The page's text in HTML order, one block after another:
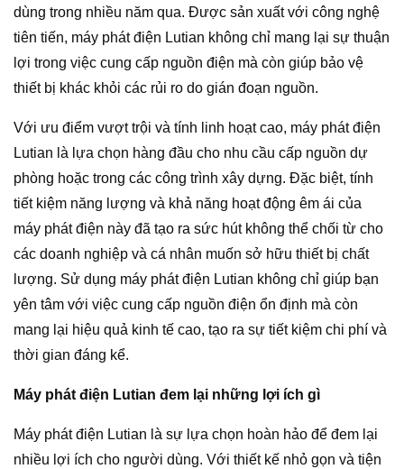
dùng trong nhiều năm qua. Được sản xuất với công nghệ
tiên tiến, máy phát điện Lutian không chỉ mang lại sự thuận
lợi trong việc cung cấp nguồn điện mà còn giúp bảo vệ
thiết bị khác khỏi các rủi ro do gián đoạn nguồn.
Với ưu điểm vượt trội và tính linh hoạt cao, máy phát điện
Lutian là lựa chọn hàng đầu cho nhu cầu cấp nguồn dự
phòng hoặc trong các công trình xây dựng. Đặc biệt, tính
tiết kiệm năng lượng và khả năng hoạt động êm ái của
máy phát điện này đã tạo ra sức hút không thể chối từ cho
các doanh nghiệp và cá nhân muốn sở hữu thiết bị chất
lượng. Sử dụng máy phát điện Lutian không chỉ giúp bạn
yên tâm với việc cung cấp nguồn điện ổn định mà còn
mang lại hiệu quả kinh tế cao, tạo ra sự tiết kiệm chi phí và
thời gian đáng kể.
Máy phát điện Lutian đem lại những lợi ích gì
Máy phát điện Lutian là sự lựa chọn hoàn hảo để đem lại
nhiều lợi ích cho người dùng. Với thiết kế nhỏ gọn và tiện